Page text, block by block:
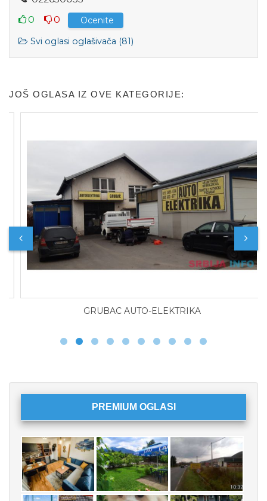
0
0
Ocenite
Svi oglasi oglašivača (81)
JOŠ OGLASA IZ OVE KATEGORIJE:
GRUBAC AUTO-ELEKTRIKA
PREMIUM OGLASI